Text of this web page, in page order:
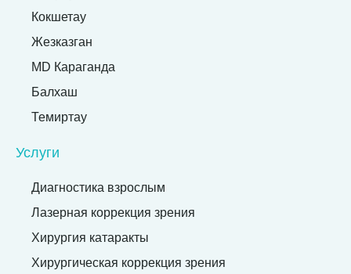
Кокшетау
Жезказган
MD Караганда
Балхаш
Темиртау
Услуги
Диагностика взрослым
Лазерная коррекция зрения
Хирургия катаракты
Хирургическая коррекция зрения